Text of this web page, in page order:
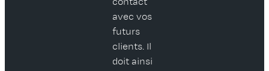
avec vos
futurs
clients. Il
doit ainsi